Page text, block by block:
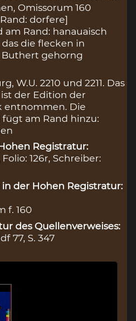
Omissorum 160
dorfere]
am Rand: hanauaisch
die flecken in
gehorng
W.U. 2210 und 2211. Das
der Edition der
entnommen. Die
am Rand hinzu:
Registratur:
126r, Schreiber:
der Hohen Registratur:
f. 160
des Quellenverweises:
77, S. 347